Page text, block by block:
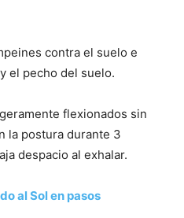
contra el suelo e
el pecho del suelo.
flexionados sin
la postura durante 3
despacio al exhalar.
al Sol en pasos